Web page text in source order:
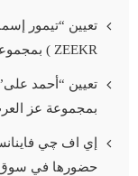
ZEEKR ) بمجموعة EIM للسيارات
بمجموعة عز
إي اف چي
حضورها في سوق